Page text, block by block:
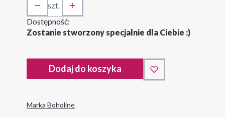
szt.
Dostępność:
Zostanie stworzony specjalnie dla Ciebie :)
Dodaj do koszyka
Marka Boholine